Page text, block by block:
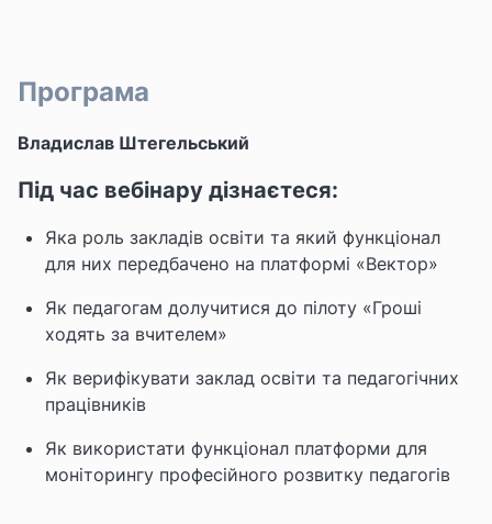
Програма
Владислав Штегельський
Під час вебінару дізнаєтеся:
Яка роль закладів освіти та який функціонал
для них передбачено на платформі «Вектор»
Як педагогам долучитися до пілоту «Гроші
ходять за вчителем»
Як верифікувати заклад освіти та педагогічних
працівників
Як використати функціонал платформи для
моніторингу професійного розвитку педагогів